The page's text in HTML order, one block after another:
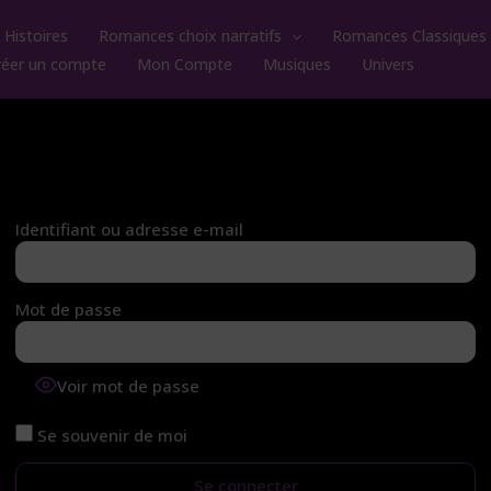
Histoires Romances choix narratifs Romances Classiques
un compte Mon Compte Musiques Univers
Identifiant ou adresse e-mail
Mot de passe
Voir mot de passe
Se souvenir de moi